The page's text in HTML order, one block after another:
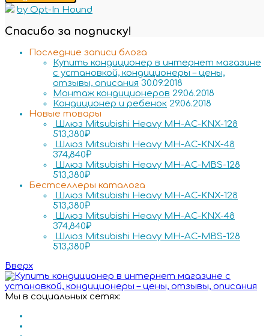
by Opt-In Hound
Спасибо за подписку!
Последние записи блога
Купить кондиционер в интернет магазине
с установкой, кондиционеры – цены,
отзывы, описания 30.09.2018
Монтаж кондиционеров 29.06.2018
Кондиционер и ребенок 29.06.2018
Новые товары
Шлюз Mitsubishi Heavy MH-AC-KNX-128
513,380₽
Шлюз Mitsubishi Heavy MH-AC-KNX-48
374,840₽
Шлюз Mitsubishi Heavy MH-AC-MBS-128
513,380₽
Бестселлеры каталога
Шлюз Mitsubishi Heavy MH-AC-KNX-128
513,380₽
Шлюз Mitsubishi Heavy MH-AC-KNX-48
374,840₽
Шлюз Mitsubishi Heavy MH-AC-MBS-128
513,380₽
Вверх
Мы в социальных сетях: